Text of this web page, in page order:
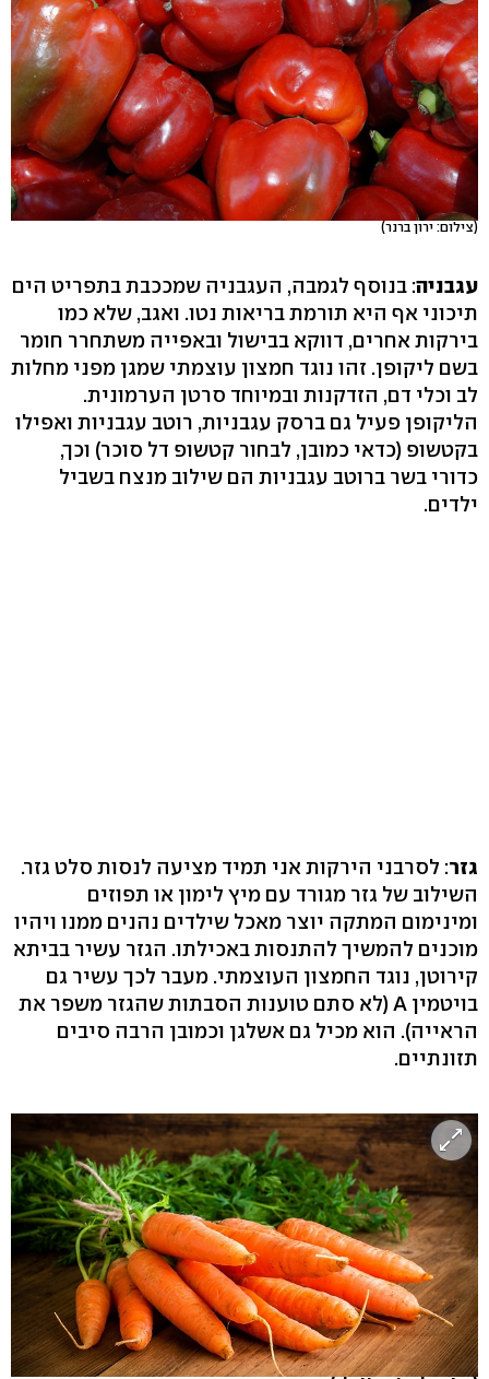
(צילום: ירון ברנר)
עגבניה: בנוסף לגמבה, העגבניה שמככבת בתפריט הים
תיכוני אף היא תורמת בריאות נטו. ואגב, שלא כמו
בירקות אחרים, דווקא בבישול ובאפייה משתחרר חומר
בשם ליקופן. זהו נוגד חמצון עוצמתי שמגן מפני מחלות
לב וכלי דם, הזדקנות ובמיוחד סרטן הערמונית.
הליקופן פעיל גם ברסק עגבניות, רוטב עגבניות ואפילו
בקטשופ (כדאי כמובן, לבחור קטשופ דל סוכר) וכך,
כדורי בשר ברוטב עגבניות הם שילוב מנצח בשביל
ילדים.
גזר: לסרבני הירקות אני תמיד מציעה לנסות סלט גזר.
השילוב של גזר מגורד עם מיץ לימון או תפוזים
ומינימום המתקה יוצר מאכל שילדים נהנים ממנו ויהיו
מוכנים להמשיך להתנסות באכילתו. הגזר עשיר בביתא
קירוטן, נוגד החמצון העוצמתי. מעבר לכך עשיר גם
בויטמין A (לא סתם טוענות הסבתות שהגזר משפר את
הראייה). הוא מכיל גם אשלגן וכמובן הרבה סיבים
תזונתיים.